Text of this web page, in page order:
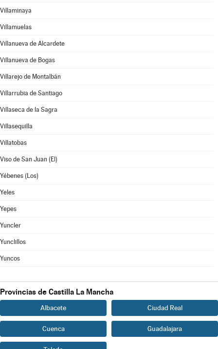
Villaminaya
Villamuelas
Villanueva de Alcardete
Villanueva de Bogas
Villarejo de Montalbán
Villarrubia de Santiago
Villaseca de la Sagra
Villasequilla
Villatobas
Viso de San Juan (El)
Yébenes (Los)
Yeles
Yepes
Yuncler
Yunclillos
Yuncos
Provincias de Castilla La Mancha
Albacete Ciudad Real
Cuenca Guadalajara